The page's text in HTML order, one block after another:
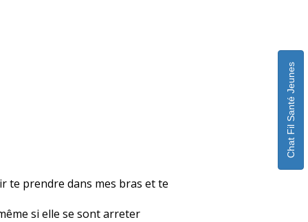
te prendre dans mes bras et te
si elle se sont arreter
Chat Fil Santé Jeunes